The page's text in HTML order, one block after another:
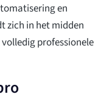
en
zich in het midden
professionele